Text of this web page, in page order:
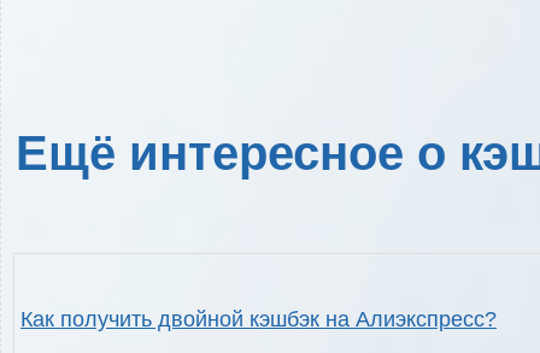
Ещё интересное о
Как получить двойной кэшбэк на Алиэкспресс?